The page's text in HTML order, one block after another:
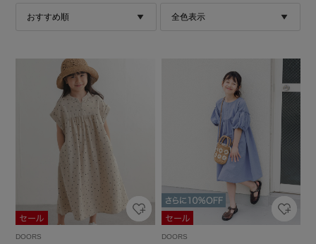
DOORS DOORS